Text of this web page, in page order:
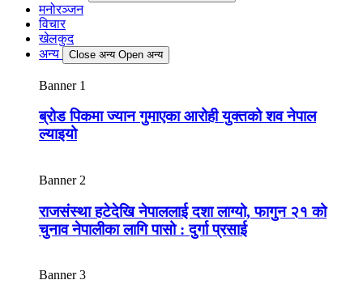
मनोरञ्जन
विचार
खेलकुद
अन्य
Close अन्य Open अन्य
Banner 1
ब्रोड पिकमा ज्यान गुमाएका आरोही युक्तको शव नेपाल
ल्याइयो
Banner 2
राजसंस्था हटेदेखि नेपाललाई दशा लाग्यो, फागुन २१ को
चुनाव नेपालीका लागि पासो : दुर्गा प्रसाई
Banner 3